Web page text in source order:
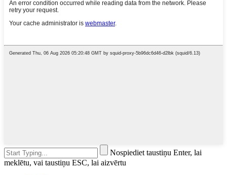
Nospiediet taustiņu Enter, lai
meklētu, vai taustiņu ESC, lai aizvērtu